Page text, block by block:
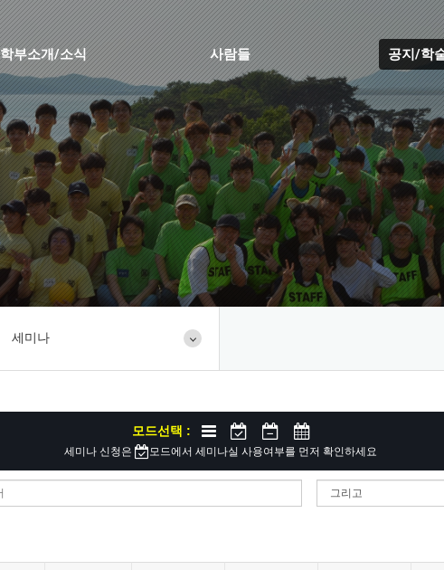
학부소개/소식 사람들 공지/학
세미나
모드선택 :
세미나 신청은 모드에서 세미나실 사용여부를 먼저 확인하세요